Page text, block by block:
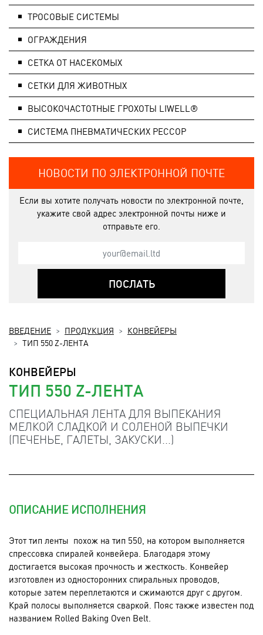
ВВЕДЕНИЕ ПРОДУКЦИЯ
КОНВЕЙЕРЫ
ТИП 550 Z-ЛЕНТА
КОНВЕЙЕРЫ
ТИП 550 Z-ЛЕНТА
СПЕЦИАЛЬНАЯ ЛЕНТА ДЛЯ ВЫПЕКАНИЯ
МЕЛКОЙ СЛАДКОЙ И СОЛЕНОЙ ВЫПЕЧКИ
(ПЕЧЕНЬЕ, ГАЛЕТЫ, ЗАКУСКИ...)
ОПИСАНИЕ ИСПОЛНЕНИЯ
Этот тип ленты похож на тип 550, на котором выполняется
спрессовка спиралей конвейера. Благодаря этому
достигается высокая прочность и жесткость. Конвейер
изготовлен из односторонних спиральных проводов,
которые затем переплетаются и сжимаются друг с другом.
Край полосы выполняется сваркой. Пояс также известен под
названием Rolled Baking Oven Belt.
ТРОСОВЫЕ СИСТЕМЫ
ОГРАЖДЕНИЯ
СЕТКА ОТ НАСЕКОМЫХ
СЕТКИ ДЛЯ ЖИВОТНЫХ
ВЫСОКОЧАСТОТНЫЕ ГРОХОТЫ LIWELL®
СИСТЕМA ПНЕВМАТИЧЕСКИХ РЕССОР
НОВОСТИ ПО ЭЛЕКТРОННОЙ ПОЧТЕ
Если вы хотите получать новости по электронной почте,
укажите свой адрес электронной почты ниже и
отправьте его.
ПОСЛАТЬ